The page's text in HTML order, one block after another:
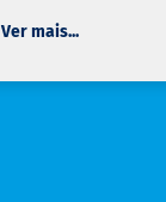
Ver mais...